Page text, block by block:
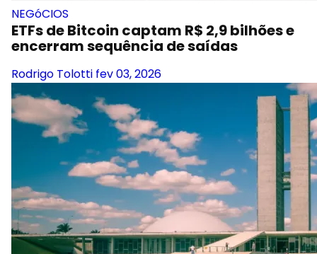
NEGóCIOS
ETFs de Bitcoin captam R$ 2,9 bilhões e
encerram sequência de saídas
Rodrigo Tolotti fev 03, 2026